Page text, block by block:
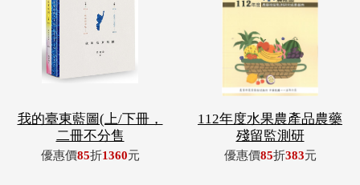
我的臺東藍圖(上/下冊，
二冊不分售
優惠價85折1360元
112年度水果農產品農藥
殘留監測研
優惠價85折383元